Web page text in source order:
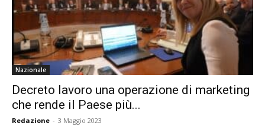
Nazionale
Decreto lavoro una operazione di marketing
che rende il Paese più...
Redazione - 3 Maggio 2023